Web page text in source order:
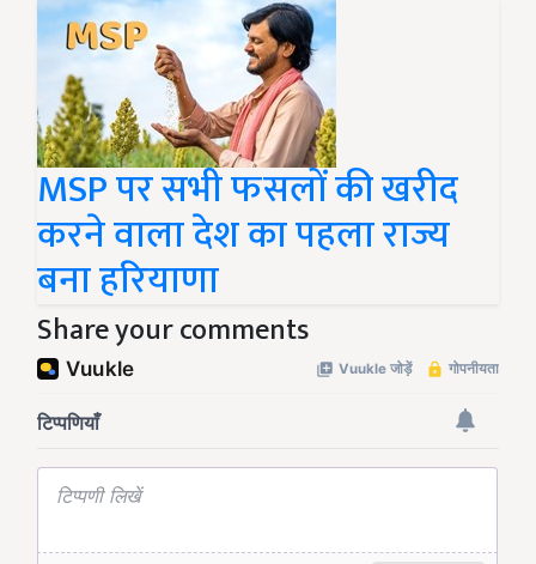
MSP पर सभी फसलों की खरीद
करने वाला देश का पहला राज्य
बना हरियाणा
Share your comments